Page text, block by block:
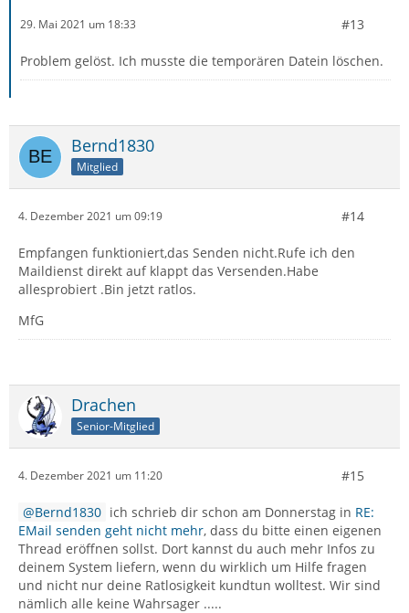
29. Mai 2021 um 18:33 #13
Problem gelöst. Ich musste die temporären Datein löschen.
Bernd1830
Mitglied
4. Dezember 2021 um 09:19 #14
Empfangen funktioniert,das Senden nicht.Rufe ich den
Maildienst direkt auf klappt das Versenden.Habe
allesprobiert .Bin jetzt ratlos.
MfG
Drachen
Senior-Mitglied
4. Dezember 2021 um 11:20 #15
Bernd1830 ich schrieb dir schon am Donnerstag in RE:
EMail senden geht nicht mehr, dass du bitte einen eigenen
Thread eröffnen sollst. Dort kannst du auch mehr Infos zu
deinem System liefern, wenn du wirklich um Hilfe fragen
und nicht nur deine Ratlosigkeit kundtun wolltest. Wir sind
nämlich alle keine Wahrsager .....